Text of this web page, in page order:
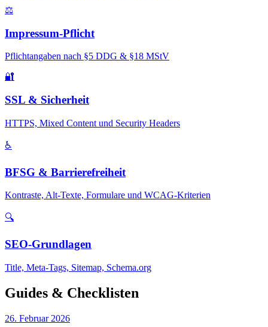
⚖️
Impressum-Pflicht
Pflichtangaben nach §5 DDG & §18 MStV
🔐
SSL & Sicherheit
HTTPS, Mixed Content und Security Headers
♿
BFSG & Barrierefreiheit
Kontraste, Alt-Texte, Formulare und WCAG-Kriterien
🔍
SEO-Grundlagen
Title, Meta-Tags, Sitemap, Schema.org
Guides & Checklisten
26. Februar 2026